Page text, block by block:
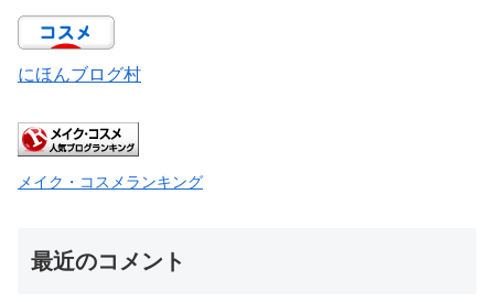
にほんブログ村
メイク・コスメランキング
最近のコメント